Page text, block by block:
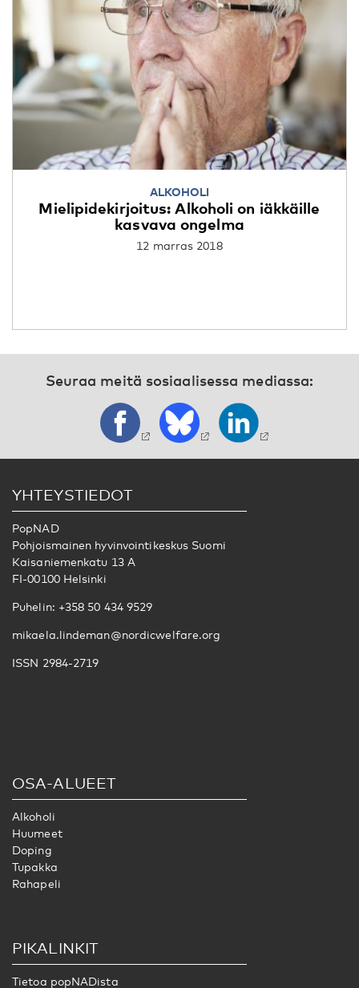
ALKOHOLI
Mielipidekirjoitus: Alkoholi on iäkkäille
kasvava ongelma
12 marras 2018
Seuraa meitä sosiaalisessa mediassa:
YHTEYSTIEDOT
PopNAD
Pohjoismainen hyvinvointikeskus Suomi
Kaisaniemenkatu 13 A
FI-00100 Helsinki
Puhelin: +358 50 434 9529
mikaela.lindeman@nordicwelfare.org
ISSN 2984-2719
OSA-ALUEET
Alkoholi
Huumeet
Doping
Tupakka
Rahapeli
PIKALINKIT
Tietoa popNADista